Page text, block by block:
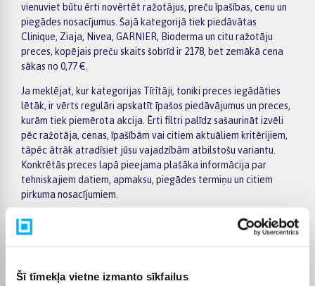
Šī tīmekļa vietne izmanto sīkfailus
vienuviet būtu ērti novērtēt ražotājus, preču īpašības, cenu un
piegādes nosacījumus. Šajā kategorijā tiek piedāvātas
Clinique, Ziaja, Nivea, GARNIER, Bioderma un citu ražotāju
preces, kopējais preču skaits šobrīd ir 2178, bet zemākā cena
sākas no 0,77 €.
Ja meklējat, kur kategorijas Tīrītāji, toniki preces iegādāties
lētāk, ir vērts regulāri apskatīt īpašos piedāvājumus un preces,
kurām tiek piemērota akcija. Ērti filtri palīdz sašaurināt izvēli
pēc ražotāja, cenas, īpašībām vai citiem aktuāliem kritērijiem,
tāpēc ātrāk atradīsiet jūsu vajadzībām atbilstošu variantu.
Konkrētās preces lapā pieejama plašāka informācija par
tehniskajiem datiem, apmaksu, piegādes termiņu un citiem
pirkuma nosacījumiem.
BIGBOX.LV piedāvā iespēju par pirkumu norēķināties 6
vienādos maksājumos. Tas ir ērti, ja vēlaties iegādāties preci,
pasūtījumiem virs 499 € piegāde uz pakomātu ir bez maksas.